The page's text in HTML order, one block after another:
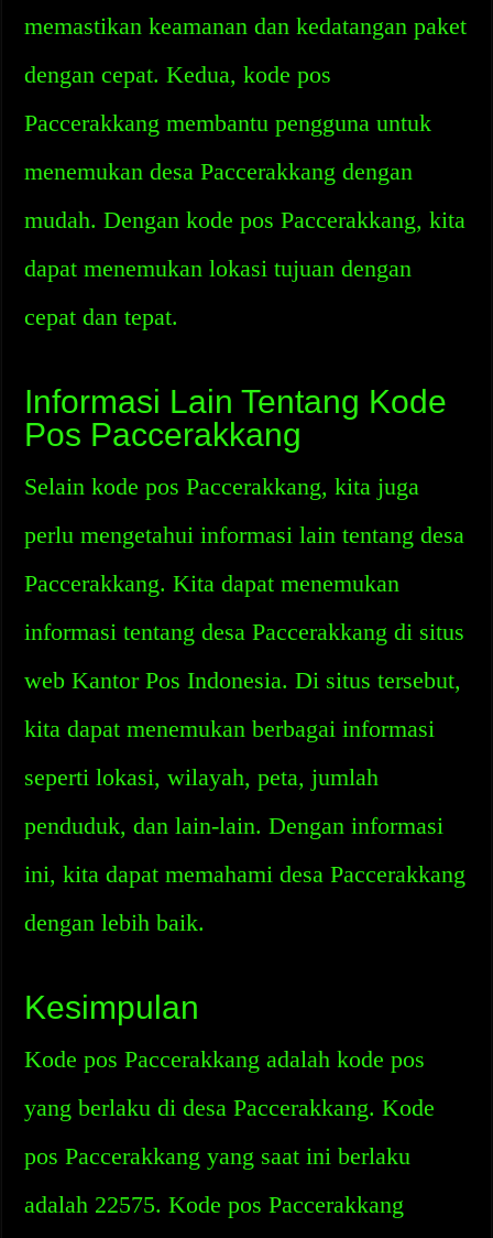
memastikan keamanan dan kedatangan paket
dengan cepat. Kedua, kode pos
Paccerakkang membantu pengguna untuk
menemukan desa Paccerakkang dengan
mudah. Dengan kode pos Paccerakkang, kita
dapat menemukan lokasi tujuan dengan
cepat dan tepat.
Informasi Lain Tentang Kode
Pos Paccerakkang
Selain kode pos Paccerakkang, kita juga
perlu mengetahui informasi lain tentang desa
Paccerakkang. Kita dapat menemukan
informasi tentang desa Paccerakkang di situs
web Kantor Pos Indonesia. Di situs tersebut,
kita dapat menemukan berbagai informasi
seperti lokasi, wilayah, peta, jumlah
penduduk, dan lain-lain. Dengan informasi
ini, kita dapat memahami desa Paccerakkang
dengan lebih baik.
Kesimpulan
Kode pos Paccerakkang adalah kode pos
yang berlaku di desa Paccerakkang. Kode
pos Paccerakkang yang saat ini berlaku
adalah 22575. Kode pos Paccerakkang